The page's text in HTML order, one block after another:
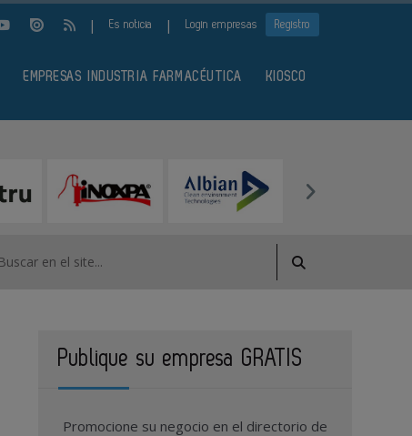
| Es noticia | Login empresas Registro
EMPRESAS INDUSTRIA FARMACÉUTICA KIOSCO
Publique su empresa GRATIS
Promocione su negocio en el directorio de